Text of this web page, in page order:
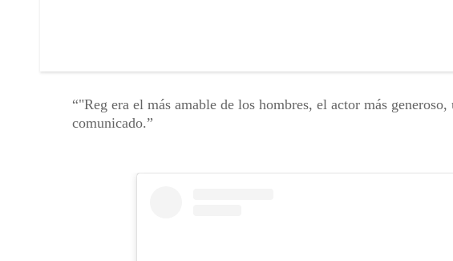
"Reg era el más amable de los hombres, el actor más
comunicado.